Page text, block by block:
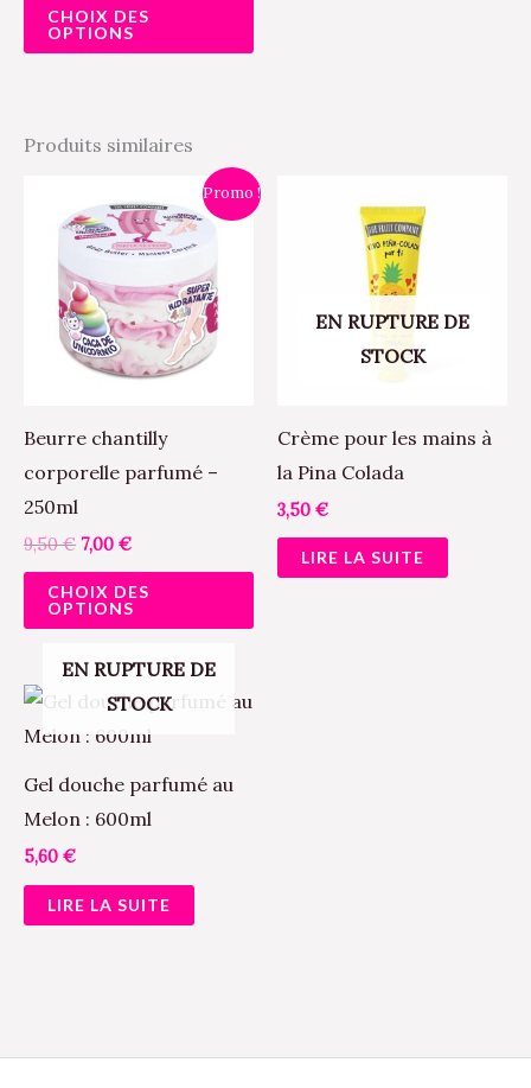
CHOIX DES
OPTIONS
Produits similaires
Promo !
Beurre chantilly
corporelle parfumé –
250ml
9,50€
prix
initial
était :
7,00 €
prix
actuel
est :
CHOIX DES
OPTIONS
Ce
variations.
peuvent
être
choisies
sur
la
EN RUPTURE DE
STOCK
Crème pour les mains à
la Pina Colada
3,50 €
LIRE LA SUITE
EN RUPTURE DE
STOCK
Gel douche parfumé au
Melon : 600ml
5,60 €
LIRE LA SUITE